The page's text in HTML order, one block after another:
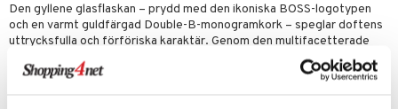
Den gyllene glasflaskan – prydd med den ikoniska BOSS-logotypen
och en varmt guldfärgad Double-B-monogramkork – speglar doftens
uttrycksfulla och förföriska karaktär. Genom den multifacetterade
siluetten skimrar den gyllene bärnstensfärgade vätskan som smält
nektar, en symbol för ett power couple som förenas i perfekt